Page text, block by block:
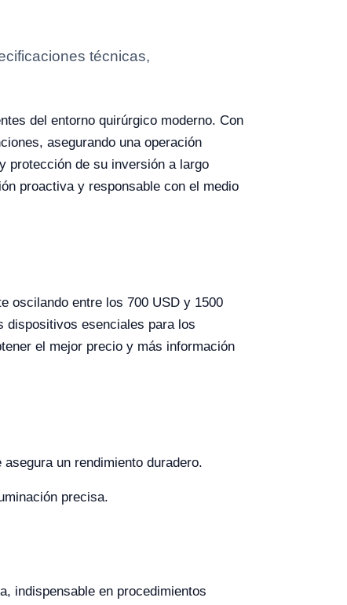
técnicas,
del entorno quirúrgico moderno. Con
asegurando una operación
protección de su inversión a largo
proactiva y responsable con el medio
oscilando entre los 700 USD y 1500
dispositivos esenciales para los
el mejor precio y más información
un rendimiento duradero.
precisa.
indispensable en procedimientos